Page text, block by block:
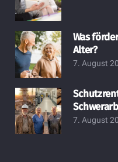
Was
Alter?
7. August
7. August